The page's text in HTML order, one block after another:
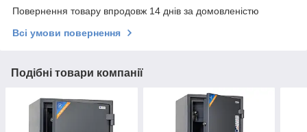
Повернення товару впродовж 14 днів за домовленістю
Всі умови повернення
Подібні товари компанії